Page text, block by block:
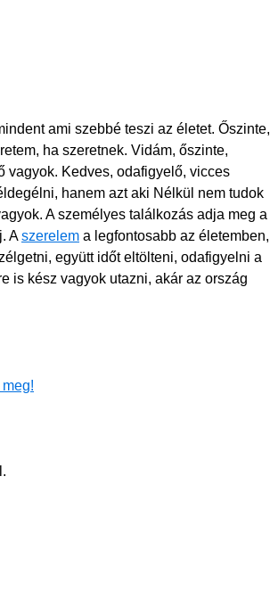
ami szebbé teszi az életet. Őszinte,
ha szeretnek. Vidám, őszinte,
vagyok. Kedves, odafigyelő, vicces
hanem azt aki Nélkül nem tudok
A személyes találkozás adja meg a
Aszerelem a legfontosabb az életemben,
együtt időt eltölteni, odafigyelni a
is kész vagyok utazni, akár az ország